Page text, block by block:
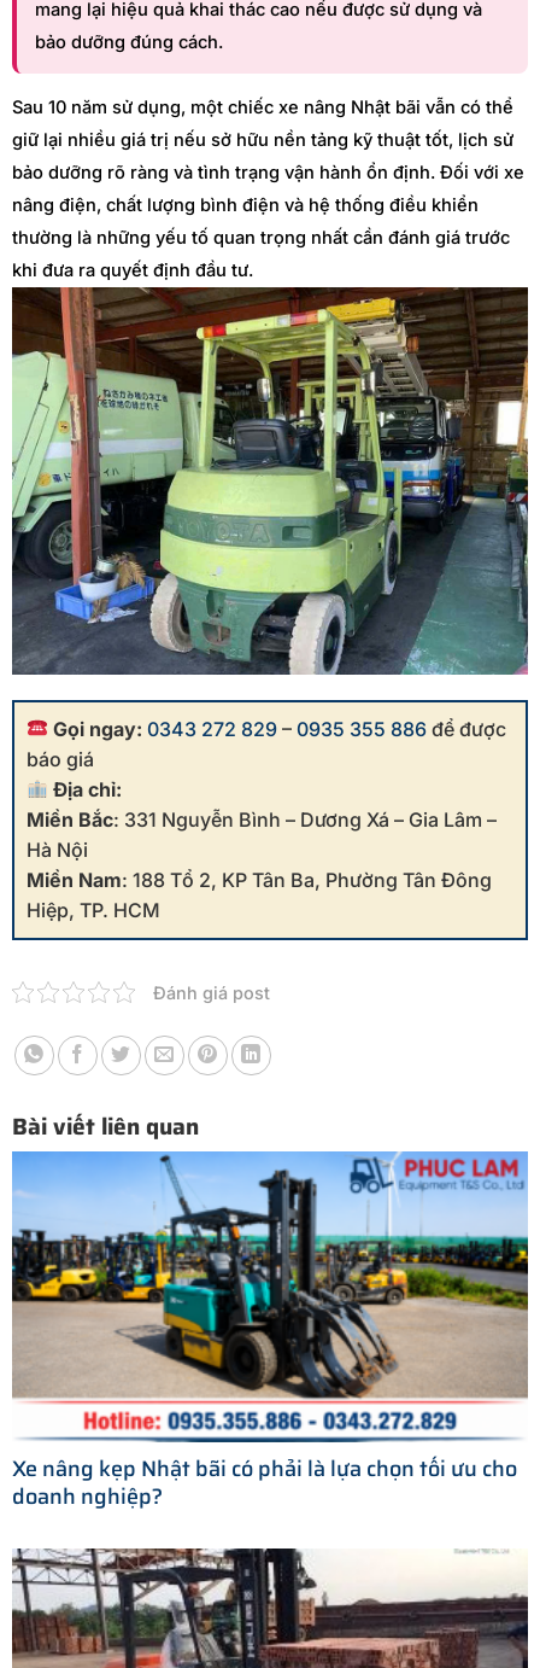
mang lại hiệu quả khai thác cao nếu được sử dụng và
bảo dưỡng đúng cách.
Sau 10 năm sử dụng, một chiếc xe nâng Nhật bãi vẫn có thể
giữ lại nhiều giá trị nếu sở hữu nền tảng kỹ thuật tốt, lịch sử
bảo dưỡng rõ ràng và tình trạng vận hành ổn định. Đối với xe
nâng điện, chất lượng bình điện và hệ thống điều khiển
thường là những yếu tố quan trọng nhất cần đánh giá trước
khi đưa ra quyết định đầu tư.
Gọi ngay: 0343 272 829 –0935 355 886 để được
báo giá
Địa chỉ:
Miền Bắc: 331 Nguyễn Bình – Dương Xá – Gia Lâm –
Hà Nội
Miền Nam: 188 Tổ 2, KP Tân Ba, Phường Tân Đông
Hiệp, TP. HCM
Đánh giá post
Bài viết liên quan
Xe nâng kẹp Nhật bãi có phải là lựa chọn tối ưu cho
doanh nghiệp?